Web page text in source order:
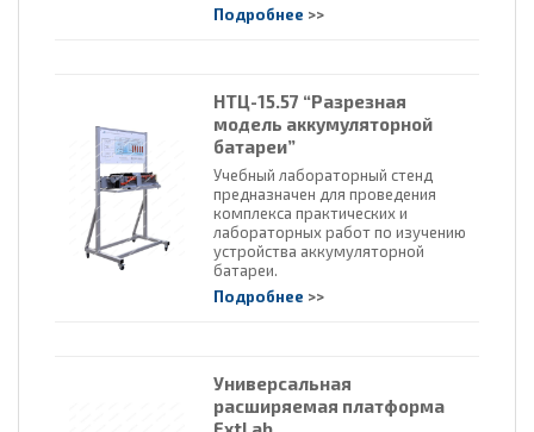
Подробнее >>
НТЦ-15.57 “Разрезная
модель аккумуляторной
батареи”
Учебный лабораторный стенд
предназначен для проведения
комплекса практических и
лабораторных работ по изучению
устройства аккумуляторной
батареи.
Подробнее >>
Универсальная
расширяемая платформа